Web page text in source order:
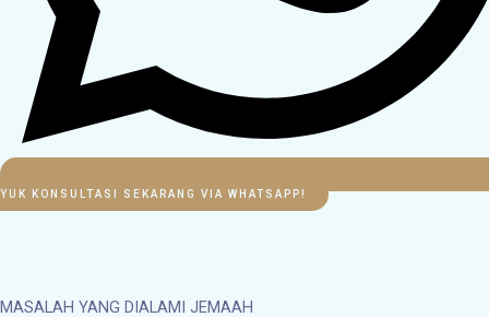
YUK KONSULTASI SEKARANG VIA WHATSAPP!
MASALAH YANG DIALAMI JEMAAH